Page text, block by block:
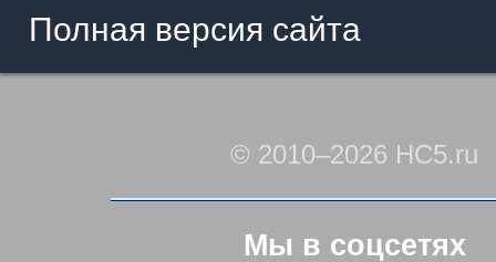
Полная версия сайта
© 2010–2026 HC5.ru
Мы в соцсетях